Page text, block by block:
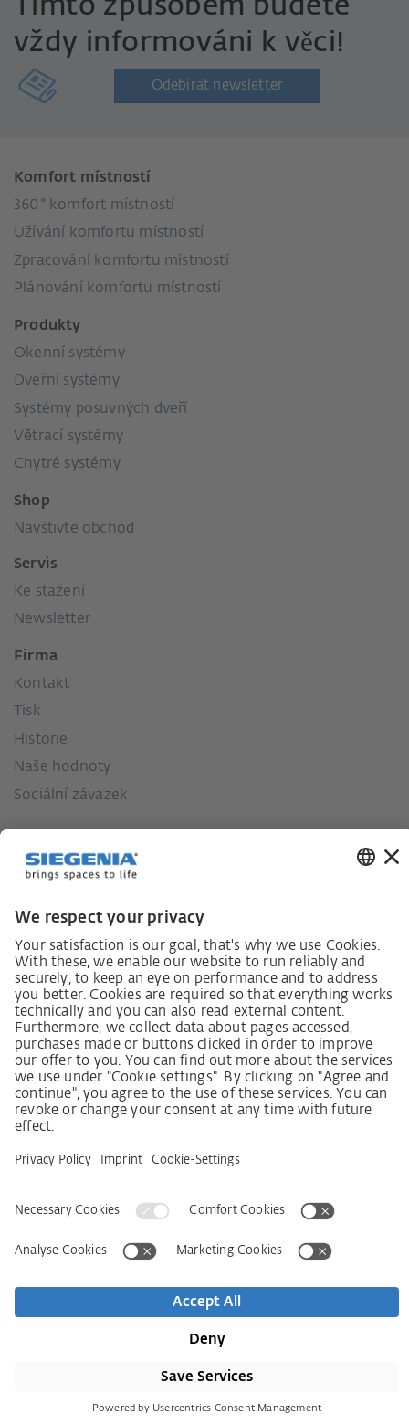
Tímto způsobem budete
vždy informováni k věci!
Odebírat newsletter
Komfort místností
360° komfort místností
Užívání komfortu místností
Zpracování komfortu místností
Plánování komfortu místností
Produkty
Okenní systémy
Dveřní systémy
Systémy posuvných dveří
Větrací systémy
Chytré systémy
Shop
Navštivte obchod
Servis
Ke stažení
Newsletter
Firma
Kontakt
Tisk
Historie
Naše hodnoty
Sociální závazek
Zákon o náležité péči dodavatelského řetězce
Lieferantenkodex
Grundsatzerklärung Menschenrechtsstrategie
Beschwerdeverfahren
Impressum VOB
Ochrana dat